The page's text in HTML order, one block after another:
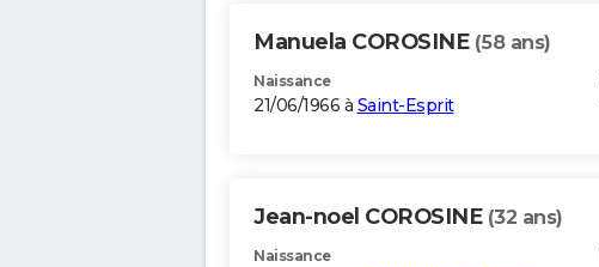
Manuela COROSINE (58 ans)
Naissance
21/06/1966 à Saint-Esprit
Jean-noel COROSINE (32 ans)
Naissance